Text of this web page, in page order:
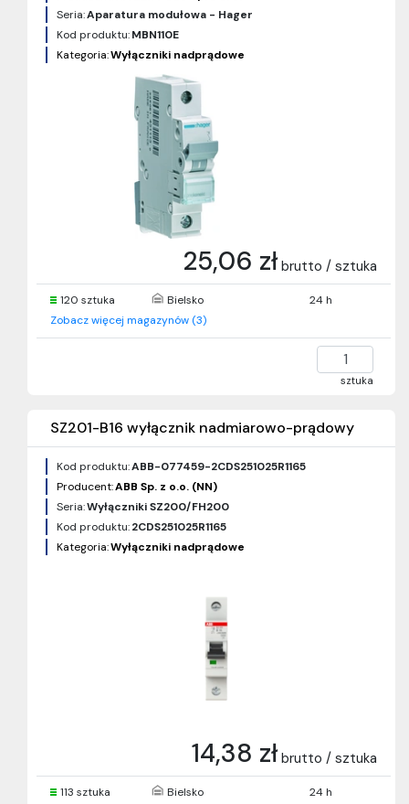
Seria:Aparatura modułowa - Hager
Kod produktu:MBN110E
Kategoria:Wyłączniki nadprądowe
25,06 zł brutto / sztuka
120 sztuka Bielsko
24 h
Zobacz więcej magazynów (3)
sztuka
SZ201-B16 wyłącznik nadmiarowo-prądowy
Kod produktu:ABB-077459-2CDS251025R1165
Producent:ABB Sp. z o.o. (NN)
Seria:Wyłączniki SZ200/FH200
Kod produktu:2CDS251025R1165
Kategoria:Wyłączniki nadprądowe
14,38 zł brutto / sztuka
113 sztuka Bielsko
24 h